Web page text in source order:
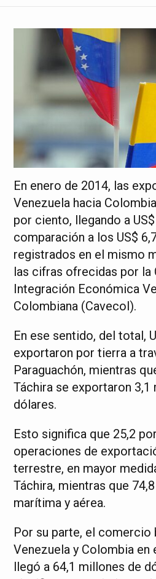
En enero de 2014, las
Venezuela hacia
por ciento, llegando a
comparación a los US$
registrados en el mismo
las cifras ofrecidas por la
Integración Económica
Colombiana (Cavecol).
En ese sentido, del total,
exportaron por tierra a
Paraguachón, mientras
Táchira se exportaron 3,1
dólares.
Esto significa que 25,2
operaciones de
terrestre, en mayor
Táchira, mientras que
marítima y aérea.
Por su parte, el comercio
Venezuela y Colombia en
llegó a 64,1 millones de